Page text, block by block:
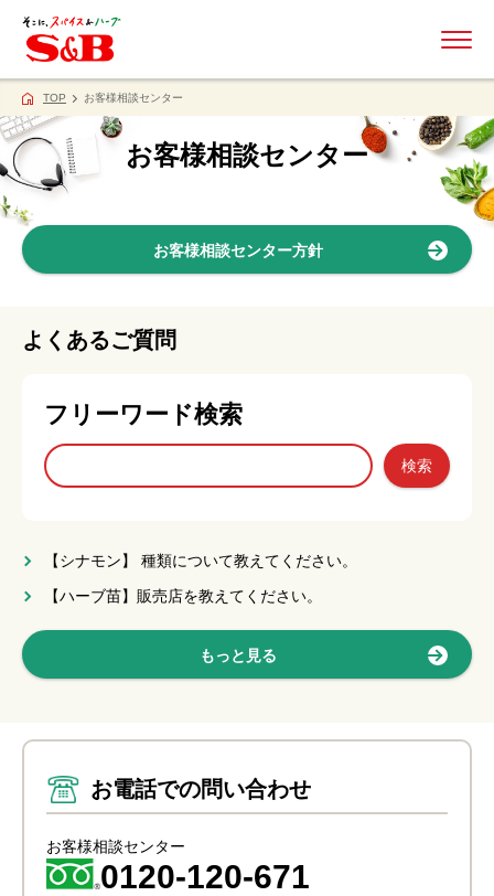
TOP お客様相談センター
お客様相談センター
お客様相談センター方針
よくあるご質問
フリーワード検索
検索
【シナモン】 種類について教えてください。
【ハーブ苗】販売店を教えてください。
もっと見る
お電話での問い合わせ
お客様相談センター
0120-120-671